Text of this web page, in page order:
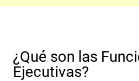
¿Qué son las
Ejecutivas?